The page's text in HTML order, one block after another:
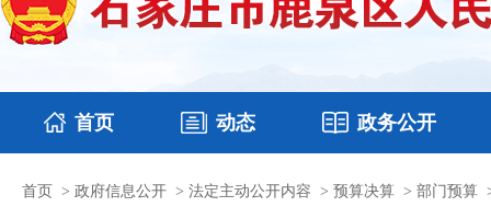
首页 动态
国务要闻 鹿泉要闻 图片新闻
政务公开
本区文件 财政预决算
首页 > 政府信息公开 > 法定主动公开内容 > 预算决算 > 部门预算